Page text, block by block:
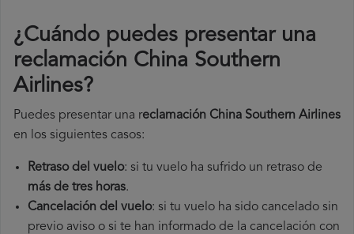
¿Cuándo puedes presentar una
reclamación China Southern
Airlines?
Puedes presentar una reclamación China Southern Airlines
en los siguientes casos:
Retraso del vuelo: si tu vuelo ha sufrido un retraso de
más de tres horas.
Cancelación del vuelo: si tu vuelo ha sido cancelado sin
previo aviso o si te han informado de la cancelación con